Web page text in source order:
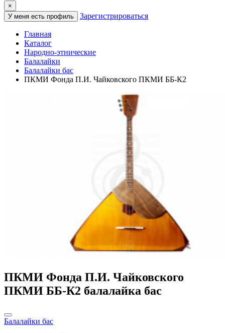
×
У меня есть профиль
Зарегистрироваться
Главная
Каталог
Народно-этнические
Балалайки
Балалайки бас
ПКМИ Фонда П.И. Чайковского ПКМИ ББ-К2
ПКМИ Фонда П.И. Чайковского
ПКМИ ББ-К2 балалайка бас
Балалайки бас